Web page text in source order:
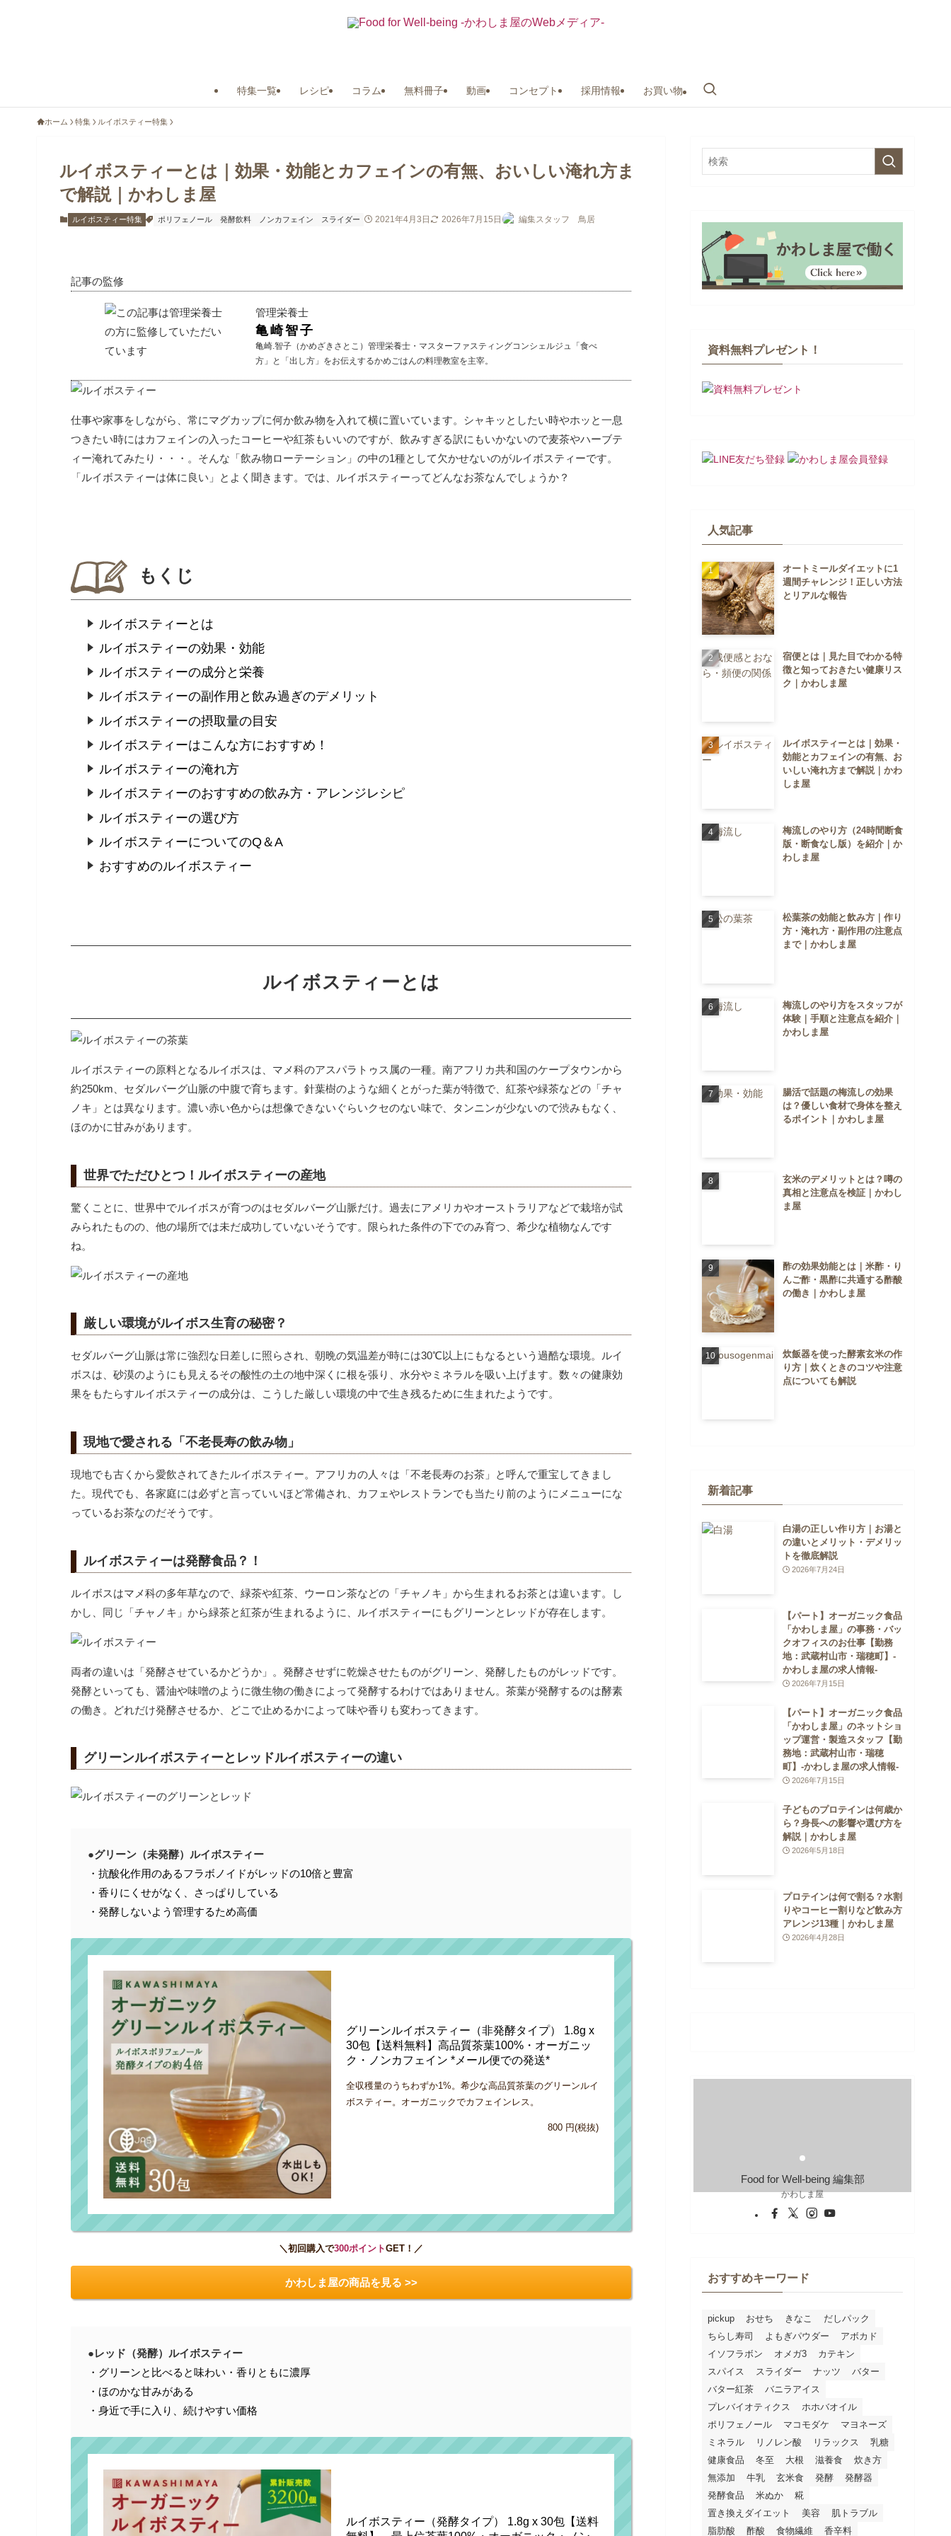
特集一覧 レシピ コラム 無料冊子 動画 コンセプト 採用情報 お買い物
ホーム 特集 ルイボスティー特集
ルイボスティーとは｜効果・効能とカフェインの有無、おいしい淹れ方ま
で解説｜かわしま屋
ルイボスティー特集 ポリフェノール 発酵飲料 ノンカフェイン スライダー 2021年4月3日 2026年7月15日 編集スタッフ 鳥居
記事の監修
管理栄養士
亀崎智子
亀崎.智子（かめざきさとこ）管理栄養士・マスターファスティングコンシェルジュ「食べ
方」と「出し方」をお伝えするかめごはんの料理教室を主宰。
仕事や家事をしながら、常にマグカップに何か飲み物を入れて横に置いています。 シャキッとしたい時やホッと一息
つきたい時にはカフェインの入ったコーヒーや紅茶もいいのですが、飲みすぎる訳にもいかないので麦茶やハーブテ
ィー淹れてみたり・・・。 そんな「飲み物ローテーション」の中の1種として欠かせないのがルイボスティーです。
「ルイボスティーは体に良い」とよく聞きます。 では、ルイボスティーってどんなお茶なんでしょうか？
もくじ
ルイボスティーとは
ルイボスティーの効果・効能
ルイボスティーの成分と栄養
ルイボスティーの副作用と飲み過ぎのデメリット
ルイボスティーの摂取量の目安
ルイボスティーはこんな方におすすめ！
ルイボスティーの淹れ方
ルイボスティーのおすすめの飲み方・アレンジレシピ
ルイボスティーの選び方
ルイボスティーについてのQ＆A
おすすめのルイボスティー
ルイボスティーとは
ルイボスティーの原料となるルイボスは、マメ科のアスパラトゥス属の一種。 南アフリカ共和国のケープタウンから
約250km、セダルバーグ山脈の中腹で育ちます。 針葉樹のような細くとがった葉が特徴で、紅茶や緑茶などの「チャ
ノキ」とは異なります。 濃い赤い色からは想像できないぐらいクセのない味で、タンニンが少ないので渋みもなく、
ほのかに甘みがあります。
世界でただひとつ！ルイボスティーの産地
驚くことに、世界中でルイボスが育つのはセダルバーグ山脈だけ。 過去にアメリカやオーストラリアなどで栽培が試
みられたものの、他の場所では未だ成功していないそうです。 限られた条件の下でのみ育つ、希少な植物なんです
ね。
厳しい環境がルイボス生育の秘密？
セダルバーグ山脈は常に強烈な日差しに照らされ、朝晩の気温差が時には30℃以上にもなるという過酷な環境。
ルイ
ボスは、砂漠のようにも見えるその酸性の土の地中深くに根を張り、水分やミネラルを吸い上げます。 数々の健康効
果をもたらすルイボスティーの成分は、こうした厳しい環境の中で生き残るために生まれたようです。
現地で愛される「不老長寿の飲み物」
現地でも古くから愛飲されてきたルイボスティー。アフリカの人々は「不老長寿のお茶」と呼んで重宝してきまし
た。 現代でも、各家庭には必ずと言っていいほど常備され、カフェやレストランでも当たり前のようにメニューにな
っているお茶なのだそうです。
ルイボスティーは発酵食品？！
ルイボスはマメ科の多年草なので、緑茶や紅茶、ウーロン茶などの「チャノキ」から生まれるお茶とは違います。
し
かし、同じ「チャノキ」から緑茶と紅茶が生まれるように、ルイボスティーにもグリーンとレッドが存在します。
両者の違いは「発酵させているかどうか」。発酵させずに乾燥させたものがグリーン、発酵したものがレッドです。
発酵といっても、醤油や味噌のように微生物の働きによって発酵するわけではありません。 茶葉が発酵するのは酵素
の働き。どれだけ発酵させるか、どこで止めるかによって味や香りも変わってきます。
グリーンルイボスティーとレッドルイボスティーの違い
●グリーン（未発酵）ルイボスティー
・抗酸化作用のあるフラボノイドがレッドの10倍と豊富
・香りにくせがなく、さっぱりしている
・発酵しないよう管理するため高価
グリーンルイボスティー（非発酵タイプ） 1.8g x
30包【送料無料】高品質茶葉100%・オーガニッ
ク・ノンカフェイン *メール便での発送*
全収穫量のうちわずか1%。希少な高品質茶葉のグリーンルイ
ボスティー。オーガニックでカフェインレス。
800 円(税抜)
＼初回購入で300ポイントGET！／
かわしま屋の商品を見る >>
●レッド（発酵）ルイボスティー
・グリーンと比べると味わい・香りともに濃厚
・ほのかな甘みがある
・身近で手に入り、続けやすい価格
ルイボスティー（発酵タイプ） 1.8g x 30包【送料
資料無料プレゼント！
人気記事
オートミールダイエットに1
週間チャレンジ！正しい方法
とリアルな報告
宿便とは｜見た目でわかる特
徴と知っておきたい健康リス
ク｜かわしま屋
ルイボスティーとは｜効果・
効能とカフェインの有無、お
いしい淹れ方まで解説｜かわ
しま屋
梅流しのやり方（24時間断食
版・断食なし版）を紹介｜か
わしま屋
松葉茶の効能と飲み方｜作り
方・淹れ方・副作用の注意点
まで｜かわしま屋
梅流しのやり方をスタッフが
体験｜手順と注意点を紹介｜
かわしま屋
腸活で話題の梅流しの効果
は？優しい食材で身体を整え
るポイント｜かわしま屋
玄米のデメリットとは？噂の
真相と注意点を検証｜かわし
ま屋
酢の効果効能とは｜米酢・り
んご酢・黒酢に共通する酢酸
の働き｜かわしま屋
炊飯器を使った酵素玄米の作
り方｜炊くときのコツや注意
点についても解説
新着記事
白湯の正しい作り方｜お湯と
の違いとメリット・デメリッ
トを徹底解説
2026年7月24日
【パート】オーガニック食品
「かわしま屋」の事務・バッ
クオフィスのお仕事【勤務
地：武蔵村山市・瑞穂町】-
かわしま屋の求人情報-
2026年7月15日
【パート】オーガニック食品
「かわしま屋」のネットショ
ップ運営・製造スタッフ【勤
務地：武蔵村山市・瑞穂
町】-かわしま屋の求人情報-
2026年7月15日
子どものプロテインは何歳か
ら？身長への影響や選び方を
解説｜かわしま屋
2026年5月18日
プロテインは何で割る？水割
りやコーヒー割りなど飲み方
アレンジ13種｜かわしま屋
2026年4月28日
Food for Well-being 編集部
かわしま屋
おすすめキーワード
pickup おせち きなこ
だしパック
ちらし寿司
よもぎパウダー
アボカド
イソフラボン
オメガ3
カテキン
スパイス
スライダー ナッツ
バター
バター紅茶
バニラアイス
プレバイオティクス
ホホバオイル
ポリフェノール
マコモダケ
マヨネーズ
ミネラル
リノレン酸 リラックス
乳糖
健康食品
冬至 大根 滋養食
炊き方
無添加
牛乳 玄米食 発酵
発酵器
発酵食品
米ぬか
糀
置き換えダイエット
美容
肌トラブル
脂肪酸
酢酸 食物繊維 香辛料